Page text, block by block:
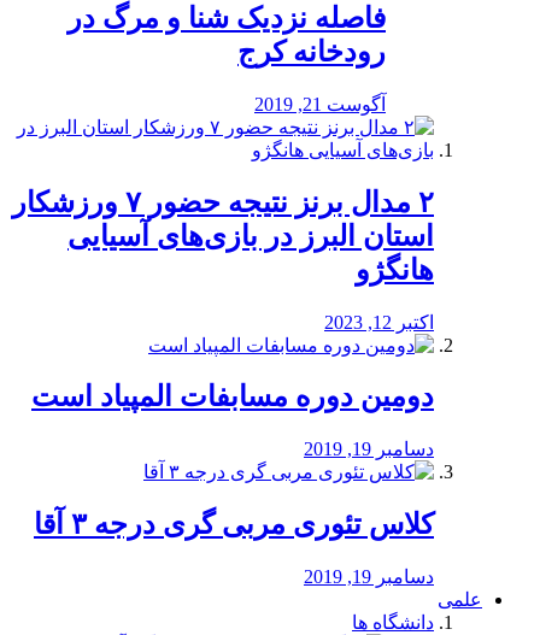
️فاصله نزدیک شنا و مرگ در
رودخانه کرج
آگوست 21, 2019
۲ مدال برنز نتیجه حضور ۷ ورزشکار
استان البرز در بازی‌های آسیایی
هانگژو
اکتبر 12, 2023
دومین دوره مسابفات المپیاد است
دسامبر 19, 2019
کلاس تئوری مربی گری درجه ۳ آقا
دسامبر 19, 2019
علمی
دانشگاه ها